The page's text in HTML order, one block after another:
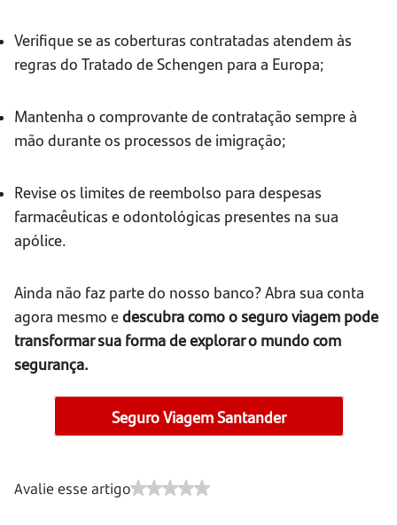
Verifique se as coberturas contratadas atendem às
regras do Tratado de Schengen para a Europa;
Mantenha o comprovante de contratação sempre à
mão durante os processos de imigração;
Revise os limites de reembolso para despesas
farmacêuticas e odontológicas presentes na sua
apólice.
Ainda não faz parte do nosso banco? Abra sua conta
agora mesmo edescubra como o seguro viagem pode
transformar sua forma de explorar o mundo com
segurança.
Seguro Viagem Santander
Avalie esse artigo